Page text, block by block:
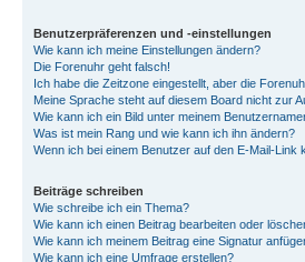
Benutzerpräferenzen und -einstellungen
Wie kann ich meine Einstellungen ändern?
Die Forenuhr geht falsch!
Ich habe die Zeitzone eingestellt, aber die
Meine Sprache steht auf diesem Board nicht zur
Wie kann ich ein Bild unter meinem
Was ist mein Rang und wie kann ich ihn ändern?
Wenn ich bei einem Benutzer auf den E-Mail-
Beiträge schreiben
Wie schreibe ich ein Thema?
Wie kann ich einen Beitrag bearbeiten oder
Wie kann ich meinem Beitrag eine Signatur
Wie kann ich eine Umfrage erstellen?